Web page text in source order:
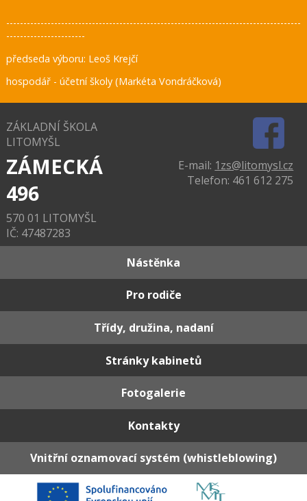
--------------------------------------------------------------------------------------
-----------------------
předseda výboru: Leoš Krejčí
hospodář - účetní školy (Markéta Vondráčková)
ZÁKLADNÍ ŠKOLA
LITOMYŠL
ZÁMECKÁ
496
570 01 LITOMYŠL
IČ: 47487283
E-mail: 1zs@litomysl.cz
Telefon: 461 612 275
Nástěnka
Pro rodiče
Třídy, družina, nadaní
Stránky kabinetů
Fotogalerie
Kontakty
Vnitřní oznamovací systém (whistleblowing)